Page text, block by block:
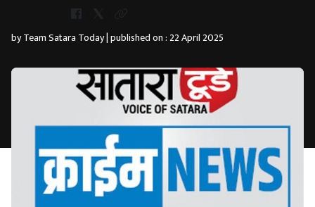
by Team Satara Today | published on : 22 April 2025